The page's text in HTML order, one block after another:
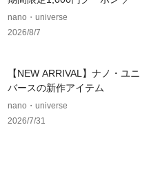
×masoret側章パンツ
×masoret刺繍シャツ
×masoret 総柄刺繍ショート
nano・universe
2026/8/7
【NEW ARRIVAL】ナノ・ユニ
バースの新作アイテム
nano・universe
2026/7/31